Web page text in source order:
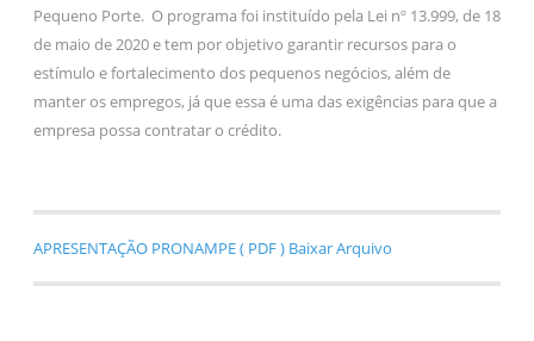
Pequeno Porte. O programa foi instituído pela Lei nº 13.999, de 18
de maio de 2020 e tem por objetivo garantir recursos para o
estímulo e fortalecimento dos pequenos negócios, além de
manter os empregos, já que essa é uma das exigências para que a
empresa possa contratar o crédito.
APRESENTAÇÃO PRONAMPE ( PDF ) Baixar Arquivo